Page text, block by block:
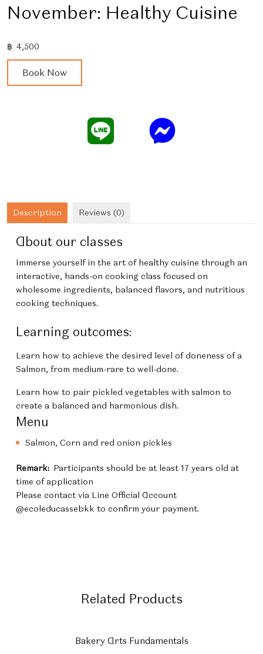
November: Healthy Cuisine
฿ 4,500
Healthy
Book Now
Description Reviews (0)
About our classes
Immerse yourself in the art of healthy cuisine through an
interactive, hands-on cooking class focused on
wholesome ingredients, balanced flavors, and nutritious
cooking techniques.
Learning outcomes:
Learn how to achieve the desired level of doneness of a
Salmon, from medium-rare to well-done.
Learn how to pair pickled vegetables with salmon to
create a balanced and harmonious dish.
Menu
Salmon, Corn and red onion pickles
Remark: Participants should be at least 17 years old at
time of application
Please contact via Line Official Account
@ecoleducassebkk to confirm your payment.
Related Products
Bakery Arts Fundamentals